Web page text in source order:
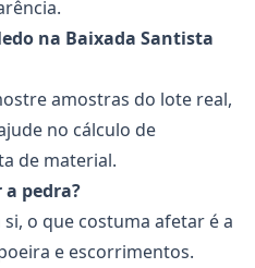
na Baixada Santista
amostras do lote real,
no cálculo de
de material.
pedra?
o que costuma afetar é a
e escorrimentos.